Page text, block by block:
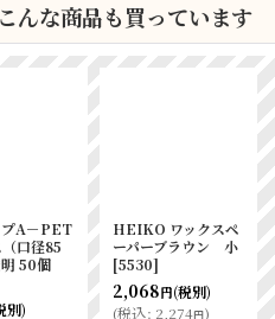
んな商品も買っています
A－PET
口径85
50個
別)
HEIKO ワックスペ
ーパーブラウン 小
[5530]
2,068円(税別)
(税込: 2,274円)